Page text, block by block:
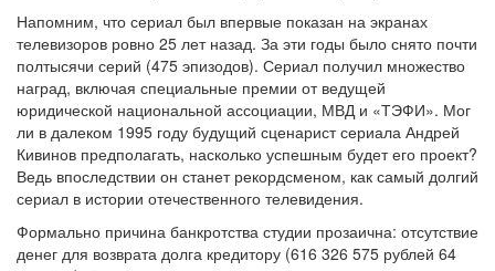
Напомним, что сериал был впервые показан на экранах
телевизоров ровно 25 лет назад. За эти годы было снято почти
полтысячи серий (475 эпизодов). Сериал получил множество
наград, включая специальные премии от ведущей
юридической национальной ассоциации, МВД и «ТЭФИ». Мог
ли в далеком 1995 году будущий сценарист сериала Андрей
Кивинов предполагать, насколько успешным будет его проект?
Ведь впоследствии он станет рекордсменом, как самый долгий
сериал в истории отечественного телевидения.
Формально причина банкротства студии прозаична: отсутствие
денег для возврата долга кредитору (616 326 575 рублей 64